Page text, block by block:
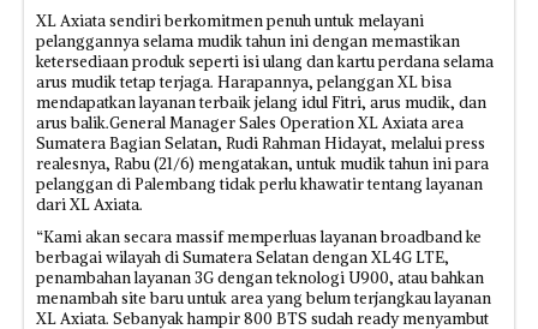
XL Axiata sendiri berkomitmen penuh untuk melayani
pelanggannya selama mudik tahun ini dengan memastikan
ketersediaan produk seperti isi ulang dan kartu perdana selama
arus mudik tetap terjaga. Harapannya, pelanggan XL bisa
mendapatkan layanan terbaik jelang idul Fitri, arus mudik, dan
arus balik.General Manager Sales Operation XL Axiata area
Sumatera Bagian Selatan, Rudi Rahman Hidayat, melalui press
realesnya, Rabu (21/6) mengatakan, untuk mudik tahun ini para
pelanggan di Palembang tidak perlu khawatir tentang layanan
dari XL Axiata.
“Kami akan secara massif memperluas layanan broadband ke
berbagai wilayah di Sumatera Selatan dengan XL4G LTE,
penambahan layanan 3G dengan teknologi U900, atau bahkan
menambah site baru untuk area yang belum terjangkau layanan
XL Axiata. Sebanyak hampir 800 BTS sudah ready menyambut